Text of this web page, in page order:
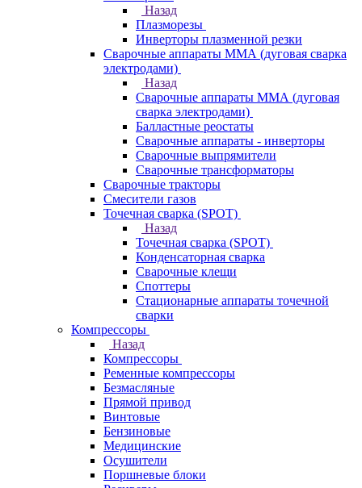
Назад
Плазморезы
Инверторы плазменной резки
Сварочные аппараты ММА (дуговая сварка
электродами)
Назад
Сварочные аппараты ММА (дуговая
сварка электродами)
Балластные реостаты
Сварочные аппараты - инверторы
Сварочные выпрямители
Сварочные трансформаторы
Сварочные тракторы
Смесители газов
Точечная сварка (SPOT)
Назад
Точечная сварка (SPOT)
Конденсаторная сварка
Сварочные клещи
Споттеры
Стационарные аппараты точечной
сварки
Компрессоры
Назад
Компрессоры
Ременные компрессоры
Безмасляные
Прямой привод
Винтовые
Бензиновые
Медицинские
Осушители
Поршневые блоки